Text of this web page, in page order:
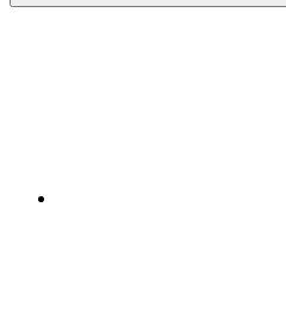
Compartilhar